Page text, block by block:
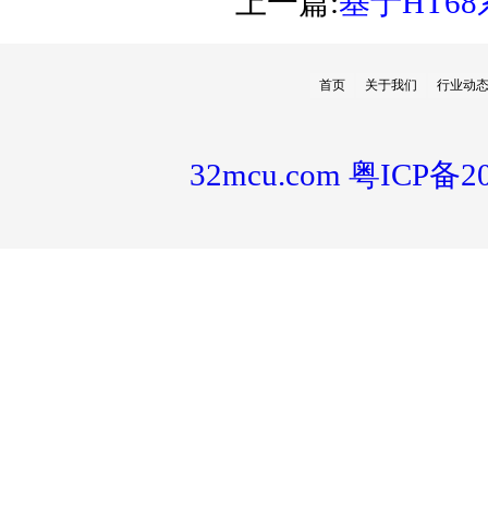
首页 关于我们 行业动态
32mcu.com 粤ICP备